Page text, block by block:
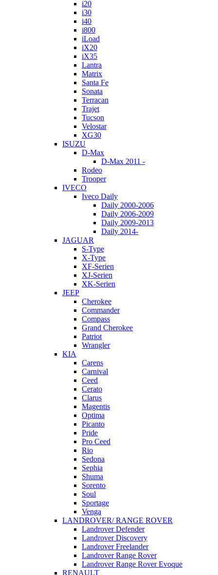
i20
i30
i40
i800
iLoad
iX20
iX35
Lantra
Matrix
Santa Fe
Sonata
Terracan
Trajet
Tucson
Velostar
XG30
ISUZU
D-Max
D-Max 2011 -
Rodeo
Trooper
IVECO
Iveco Daily
Daily 2000-2006
Daily 2006-2009
Daily 2009-2013
Daily 2014-
JAGUAR
S-Type
X-Type
XF-Serien
XJ-Serien
XK-Serien
JEEP
Cherokee
Commander
Compass
Grand Cherokee
Patriot
Wrangler
KIA
Carens
Carnival
Ceed
Cerato
Clarus
Magentis
Optima
Picanto
Pride
Pro Ceed
Rio
Sedona
Sephia
Shuma
Sorento
Soul
Sportage
Venga
LANDROVER/ RANGE ROVER
Landrover Defender
Landrover Discovery
Landrover Freelander
Landrover Range Rover
Landrover Range Rover Evoque
RENAULT